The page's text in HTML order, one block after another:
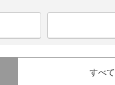
すべて